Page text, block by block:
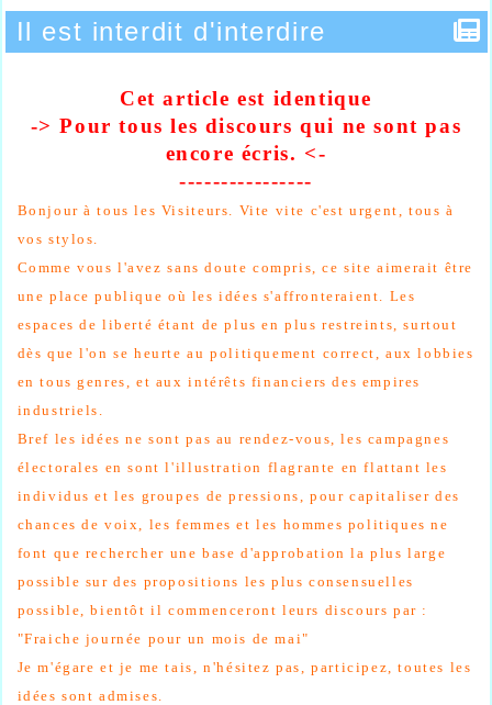
Il est interdit d'interdire
Cet article est identique
-> Pour tous les discours qui ne sont pas
encore écris. <-
----------------
Bonjour à tous les Visiteurs. Vite vite c'est urgent, tous à
vos stylos.
Comme vous l'avez sans doute compris, ce site aimerait être
une place publique où les idées s'affronteraient. Les
espaces de liberté étant de plus en plus restreints, surtout
dès que l'on se heurte au politiquement correct, aux lobbies
en tous genres, et aux intérêts financiers des empires
industriels.
Bref les idées ne sont pas au rendez-vous, les campagnes
électorales en sont l'illustration flagrante en flattant les
individus et les groupes de pressions, pour capitaliser des
chances de voix, les femmes et les hommes politiques ne
font que rechercher une base d'approbation la plus large
possible sur des propositions les plus consensuelles
possible, bientôt il commenceront leurs discours par :
"Fraiche journée pour un mois de mai"
Je m'égare et je me tais, n'hésitez pas, participez, toutes les
idées sont admises.